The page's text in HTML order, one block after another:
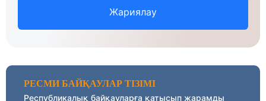
Жариялау
РЕСМИ БАЙҚАУЛАР ТІЗІМІ
Республикалық байқауларға қатысып жарамды